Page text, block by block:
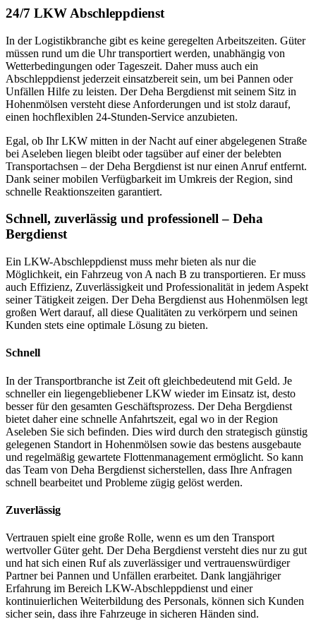
24/7 LKW Abschleppdienst
In der Logistikbranche gibt es keine geregelten Arbeitszeiten. Güter
müssen rund um die Uhr transportiert werden, unabhängig von
Wetterbedingungen oder Tageszeit. Daher muss auch ein
Abschleppdienst jederzeit einsatzbereit sein, um bei Pannen oder
Unfällen Hilfe zu leisten. Der Deha Bergdienst mit seinem Sitz in
Hohenmölsen versteht diese Anforderungen und ist stolz darauf,
einen hochflexiblen 24-Stunden-Service anzubieten.
Egal, ob Ihr LKW mitten in der Nacht auf einer abgelegenen Straße
bei Aseleben liegen bleibt oder tagsüber auf einer der belebten
Transportachsen – der Deha Bergdienst ist nur einen Anruf entfernt.
Dank seiner mobilen Verfügbarkeit im Umkreis der Region, sind
schnelle Reaktionszeiten garantiert.
Schnell, zuverlässig und professionell – Deha
Bergdienst
Ein LKW-Abschleppdienst muss mehr bieten als nur die
Möglichkeit, ein Fahrzeug von A nach B zu transportieren. Er muss
auch Effizienz, Zuverlässigkeit und Professionalität in jedem Aspekt
seiner Tätigkeit zeigen. Der Deha Bergdienst aus Hohenmölsen legt
großen Wert darauf, all diese Qualitäten zu verkörpern und seinen
Kunden stets eine optimale Lösung zu bieten.
Schnell
In der Transportbranche ist Zeit oft gleichbedeutend mit Geld. Je
schneller ein liegengebliebener LKW wieder im Einsatz ist, desto
besser für den gesamten Geschäftsprozess. Der Deha Bergdienst
bietet daher eine schnelle Anfahrtszeit, egal wo in der Region
Aseleben Sie sich befinden. Dies wird durch den strategisch günstig
gelegenen Standort in Hohenmölsen sowie das bestens ausgebaute
und regelmäßig gewartete Flottenmanagement ermöglicht. So kann
das Team von Deha Bergdienst sicherstellen, dass Ihre Anfragen
schnell bearbeitet und Probleme zügig gelöst werden.
Zuverlässig
Vertrauen spielt eine große Rolle, wenn es um den Transport
wertvoller Güter geht. Der Deha Bergdienst versteht dies nur zu gut
und hat sich einen Ruf als zuverlässiger und vertrauenswürdiger
Partner bei Pannen und Unfällen erarbeitet. Dank langjähriger
Erfahrung im Bereich LKW-Abschleppdienst und einer
kontinuierlichen Weiterbildung des Personals, können sich Kunden
sicher sein, dass ihre Fahrzeuge in sicheren Händen sind.